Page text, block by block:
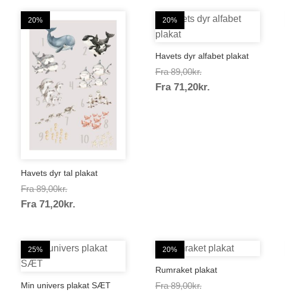
20%
Havets dyr tal plakat
Fra 89,00kr.Prisinterval:
89,00kr.
Fra 71,20kr.
20%
Havets dyr alfabet plakat
Fra 89,00kr.Prisinterval:
89,00kr.
Fra 71,20kr.Prisinterval:
25%
Min univers plakat SÆT
20%
Rumraket plakat
Fra 89,00kr.Prisinterval: